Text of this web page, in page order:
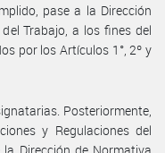
pase a la Dirección
Trabajo, a los fines del
por los Artículos 1°, 2º y
Posteriormente,
y Regulaciones del
Dirección de Normativa